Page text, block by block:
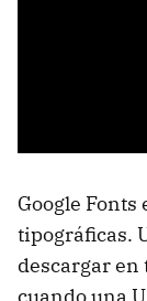
Google
tipográficas.
descargar en